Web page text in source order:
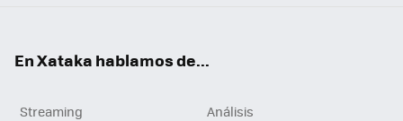
En Xataka hablamos de...
Streaming
Análisis